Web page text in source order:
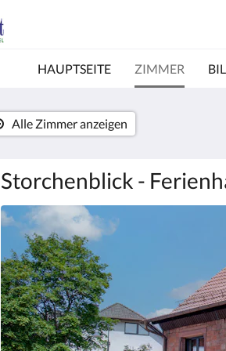
HAUPTSEITE ZIMMER
Storchenblick -
Alle Zimmer anzeigen
Es
wird
unten
eine
Slideshow
angezeigt.
Bitte
tippen
Sie
auf